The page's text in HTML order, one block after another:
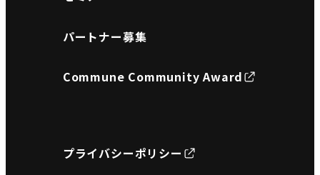
パートナー募集
Commune Community Award
プライバシーポリシー